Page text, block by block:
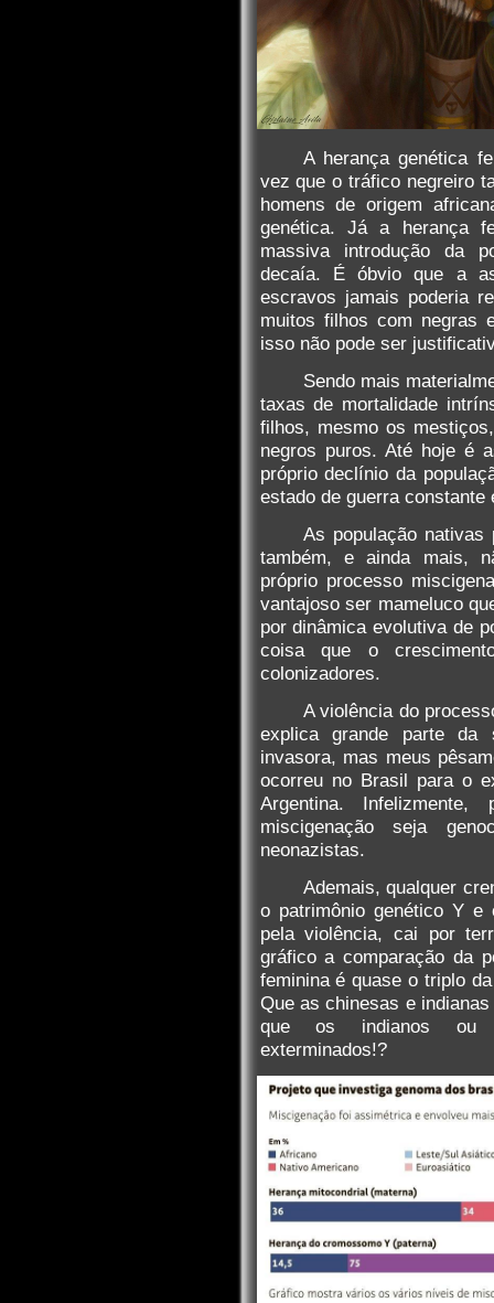
A herança genética
vez que o tráfico negreiro
homens de origem
genética. Já a herança
massiva introdução da
decaía. É óbvio que a
escravos jamais poderia
muitos filhos com negras
isso não pode ser
Sendo mais
taxas de mortalidade
filhos, mesmo os
negros puros. Até hoje é
próprio declínio da
estado de guerra constante
As população nativas
também, e ainda mais,
próprio processo
vantajoso ser mameluco
por dinâmica evolutiva de
coisa que o
colonizadores.
A violência do
explica grande parte da
invasora, mas meus
ocorreu no Brasil para o
Argentina.
miscigenação seja
neonazistas.
Ademais, qualquer
o patrimônio genético Y e
pela violência, cai por
gráfico a comparação da
feminina é quase o triplo
Que as chinesas e
que os indianos ou
exterminados!?